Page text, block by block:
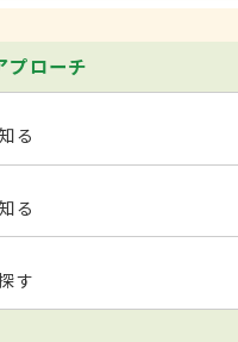
プローチ
る
る
す